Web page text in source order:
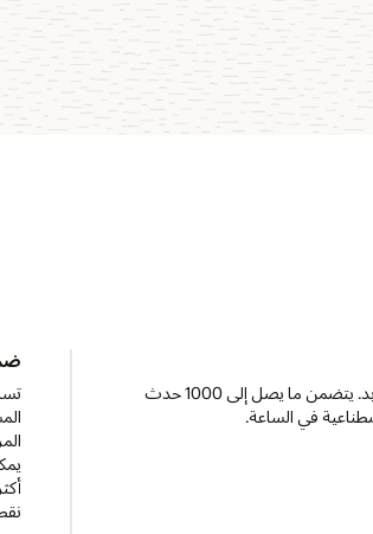
استخدم APM مجانًا إلى الأبد. يتضمن ما يصل إلى 1000 حدث